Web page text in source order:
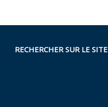
RECHERCHER SUR LE SITE